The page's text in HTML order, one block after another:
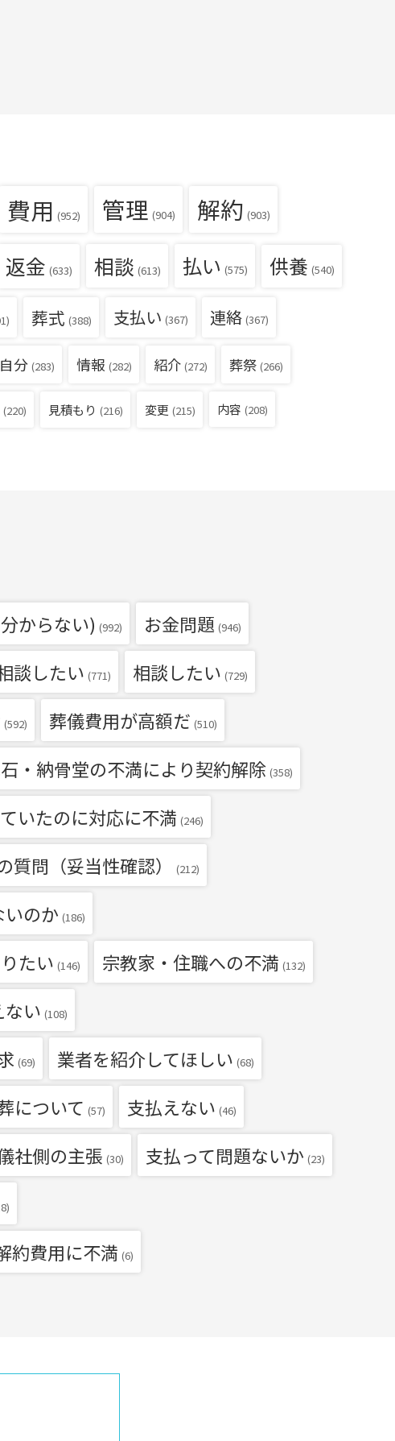
費用 (952) 管理 (904) 解約 (903)
返金 (633) 相談 (613) 払い (575) 供養 (540)
葬式 (388) 支払い (367) 連絡 (367)
自分 (283) 情報 (282) 紹介 (272) 葬祭 (266)
(220) 見積もり (216) 変更 (215) 内容 (208)
からない) (992) お金問題 (946)
談したい (771) 相談したい (729)
(592) 葬儀費用が高額だ (510)
・納骨堂の不満により契約解除 (358)
いたのに対応に不満 (246)
質問（妥当性確認） (212)
のか (186)
たい (146) 宗教家・住職への不満 (132)
い (108)
(69) 業者を紹介してほしい (68)
について (57) 支払えない (46)
社側の主張 (30) 支払って問題ないか (23)
約費用に不満 (6)